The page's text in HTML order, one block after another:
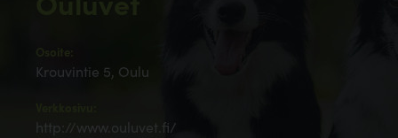
Osoite:
Krouvintie 5, Oulu
http://www.ouluvet.fi/